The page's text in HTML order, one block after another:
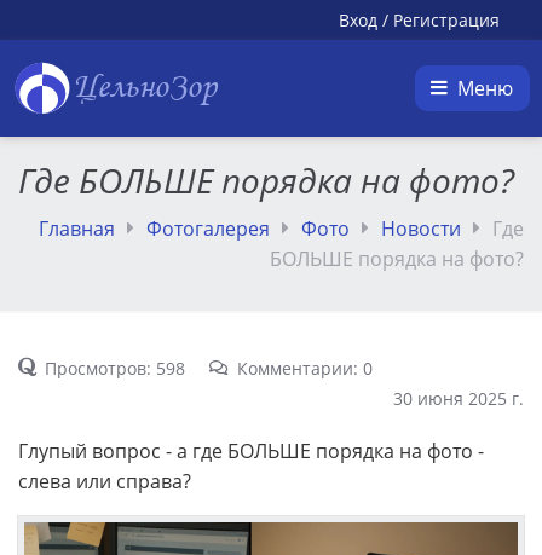
Вход / Регистрация
ЦельноЗор Меню
Где БОЛЬШЕ порядка на фото?
Главная Фотогалерея Фото Новости
Где
БОЛЬШЕ порядка на фото?
Просмотров: 598
Комментарии: 0
30 июня 2025 г.
Глупый вопрос - а где БОЛЬШЕ порядка на фото -
слева или справа?